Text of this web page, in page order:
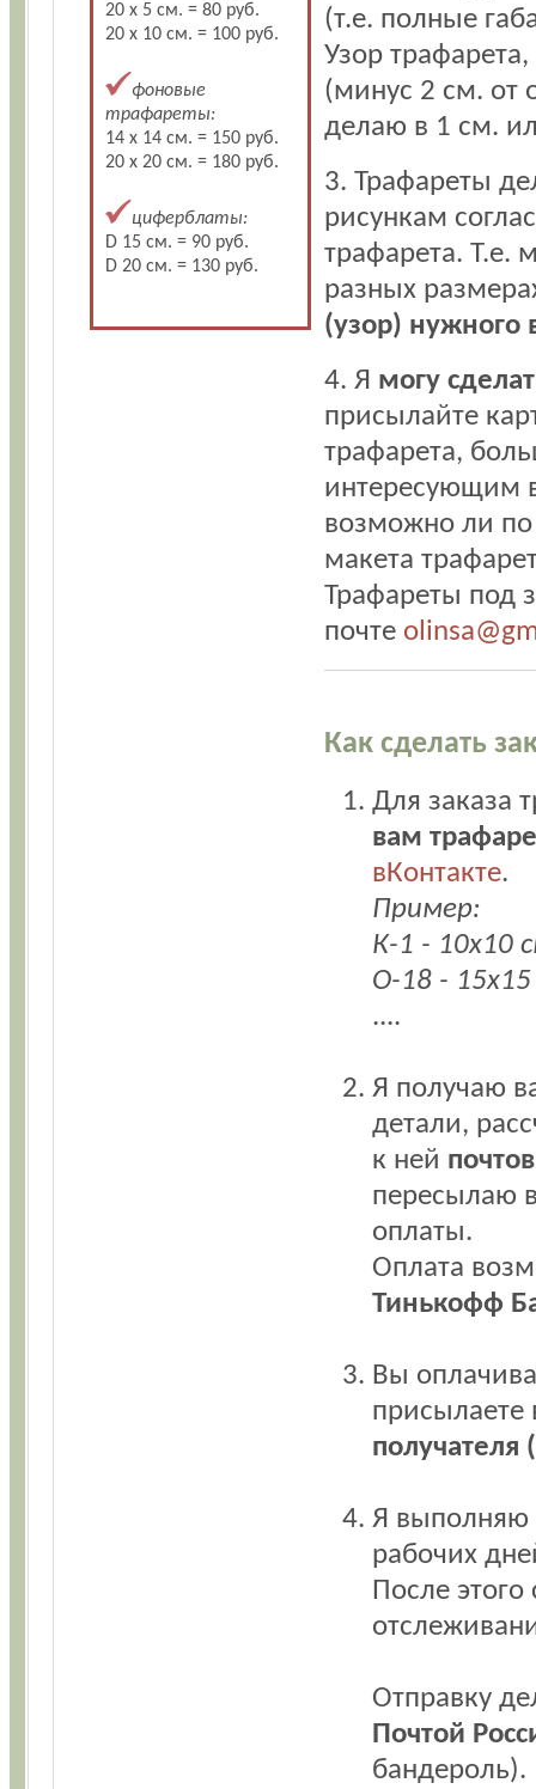
20 х 5 см. = 80 руб.
20 х 10 см. = 100 руб.
фоновые
трафареты:
14 х 14 см. = 150 руб.
20 х 20 см. = 180 руб.
циферблаты:
D 15 см. = 90 руб.
D 20 см. = 130 руб.
(т.е. полные
Узор
(минус 2 см. от
делаю в 1 см.
3. Трафареты
рисункам
трафарета. Т.е.
разных
(узор) нужного
4. Я могу
присылайте
трафарета,
интересующим
возможно ли по
макета
Трафареты под
почте
Как сделать
Для заказа
вам
вКонтакте.
Пример:
К-1 - 10х10
О-18 -
....
Я получаю
детали,
к ней
пересылаю
оплаты.
Оплата
Тинькофф
Вы
получателя
Я выполняю
рабочих
После
Отправку
Почтой
бандероль).